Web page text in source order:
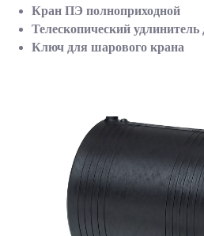
Кран ПЭ полноприходной
Телескопический
Ключ для шарового крана